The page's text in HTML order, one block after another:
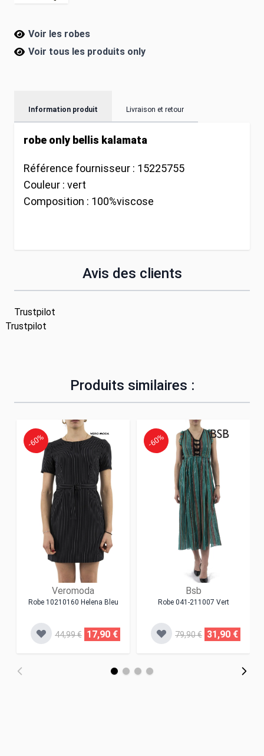
Voir les robes
Voir tous les produits only
Information produit Livraison et retour
robe only bellis kalamata
Référence fournisseur : 15225755
Couleur : vert
Composition : 100%viscose
Avis des clients
Trustpilot
Trustpilot
Produits similaires :
Veromoda
Robe 10210160 Helena Bleu
-60%
44,99 € 17,90 €
Bsb
Robe 041-211007 Vert
-60%
79,90 € 31,90 €